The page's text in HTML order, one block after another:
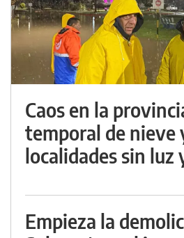
Caos en la
temporal de nieve
localidades sin luz
Empieza la